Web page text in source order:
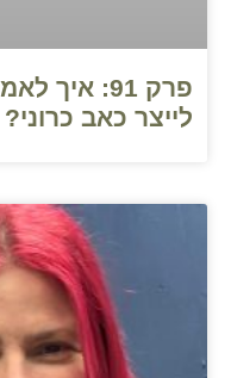
פרק 91:
לייצר כאב